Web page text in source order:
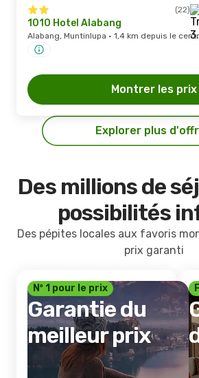
(22)
1010 Hotel Alabang
Alabang, Muntinlupa · 1,4 km depuis le
Montrer les prix
Explorer plus
Des millions de
possibilités
Des pépites locales aux favoris
prix garanti
Nº 1 pour le prix
Garantie du
meilleur prix